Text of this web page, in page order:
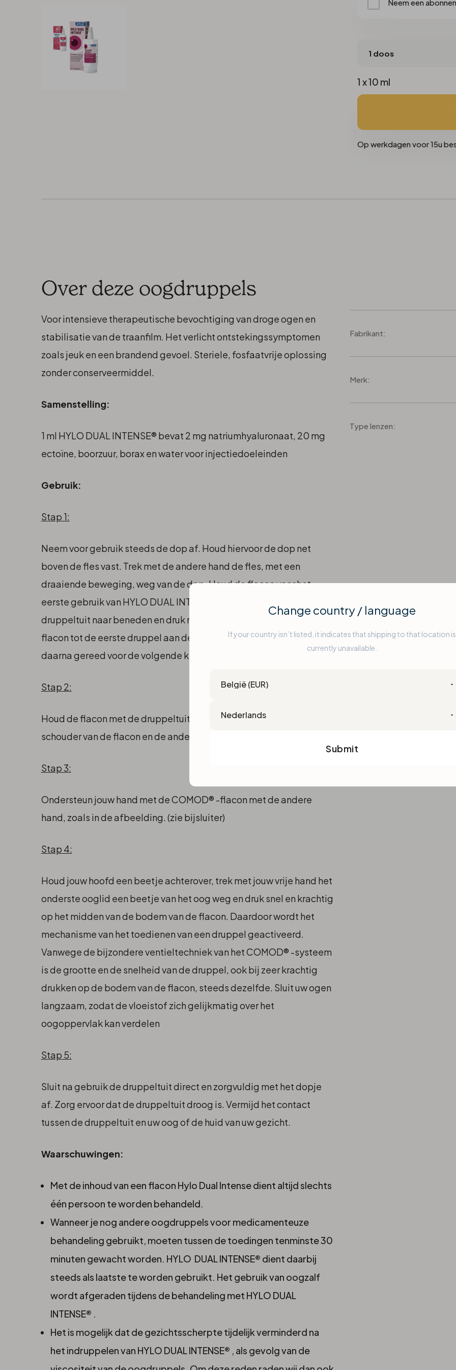
Neem een
1 x 10 ml
Op werkdagen voor 15u
Over deze oogdruppels
Voor intensieve therapeutische bevochtiging van droge ogen en
stabilisatie van de traanfilm. Het verlicht ontstekingssymptomen
zoals jeuk en een brandend gevoel. Steriele, fosfaatvrije oplossing
zonder conserveermiddel.
Samenstelling:
1 ml HYLO DUAL INTENSE® bevat 2 mg natriumhyaluronaat, 20 mg
ectoïne, boorzuur, borax en water voor injectiedoeleinden
Gebruik:
Stap 1:
Neem voor gebruik steeds de dop af. Houd hiervoor de dop net
boven de fles vast. Trek met de andere hand de fles, met een
draaiende beweging, weg van de dop. Houd de flacon voor het
eerste gebruik van HYLO DUAL INTENSE® verticaal met de
druppeltuit naar beneden en druk net zo vaak op de bodem van de
flacon tot de eerste druppel aan de tuit verschijnt. De flacon is
daarna gereed voor de volgende keren dat het gebruikt wordt.
Stap 2:
Houd de flacon met de druppeltuit naar beneden met de duim op de
schouder van de flacon en de andere vinger op de bodem ervan.
Stap 3:
Ondersteun jouw hand met de COMOD® -flacon met de andere
hand, zoals in de afbeelding. (zie bijsluiter)
Stap 4:
Houd jouw hoofd een beetje achterover, trek met jouw vrije hand het
onderste ooglid een beetje van het oog weg en druk snel en krachtig
op het midden van de bodem van de flacon. Daardoor wordt het
mechanisme van het toedienen van een druppel geactiveerd.
Vanwege de bijzondere ventieltechniek van het COMOD® -systeem
is de grootte en de snelheid van de druppel, ook bij zeer krachtig
drukken op de bodem van de flacon, steeds dezelfde. Sluit uw ogen
langzaam, zodat de vloeistof zich gelijkmatig over het
oogoppervlak kan verdelen
Stap 5:
Sluit na gebruik de druppeltuit direct en zorgvuldig met het dopje
af. Zorg ervoor dat de druppeltuit droog is. Vermijd het contact
tussen de druppeltuit en uw oog of de huid van uw gezicht.
Waarschuwingen:
Met de inhoud van een flacon Hylo Dual Intense dient altijd slechts
één persoon te worden behandeld.
Wanneer je nog andere oogdruppels voor medicamenteuze
behandeling gebruikt, moeten tussen de toedingen tenminste 30
minuten gewacht worden. HYLO DUAL INTENSE® dient daarbij
steeds als laatste te worden gebruikt. Het gebruik van oogzalf
wordt afgeraden tijdens de behandeling met HYLO DUAL
INTENSE® .
Het is mogelijk dat de gezichtsscherpte tijdelijk verminderd na
het indruppelen van HYLO DUAL INTENSE® , als gevolg van de
Fabrikant:
Merk:
Type lenzen:
Change country / language
If your country isn’t listed, it indicates that shipping to that location is
currently unavailable.
Submit